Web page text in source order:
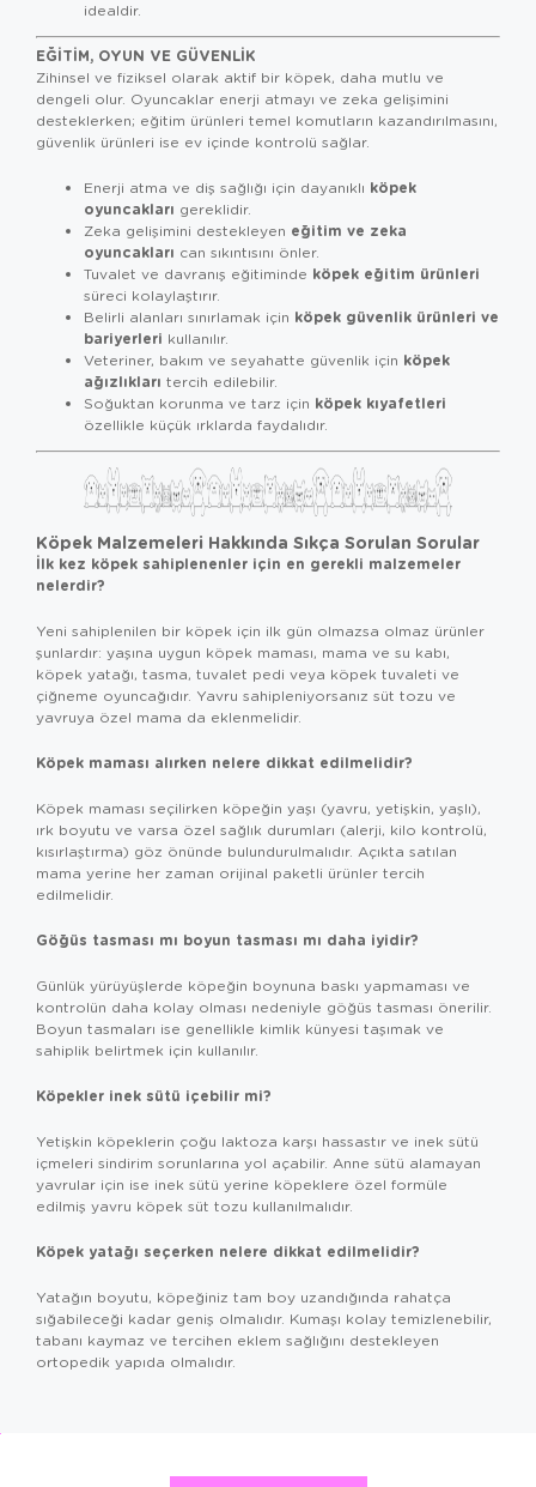
idealdir.
EĞITIM, OYUN VE GÜVENLIK
Zihinsel ve fiziksel olarak aktif bir köpek, daha mutlu ve
dengeli olur. Oyuncaklar enerji atmayı ve zeka gelişimini
desteklerken; eğitim ürünleri temel komutların kazandırılmasını,
güvenlik ürünleri ise ev içinde kontrolü sağlar.
Enerji atma ve diş sağlığı için dayanıklı köpek
oyuncakları gereklidir.
Zeka gelişimini destekleyen eğitim ve zeka
oyuncakları can sıkıntısını önler.
Tuvalet ve davranış eğitiminde köpek eğitim ürünleri
süreci kolaylaştırır.
Belirli alanları sınırlamak için köpek güvenlik ürünleri ve
bariyerleri kullanılır.
Veteriner, bakım ve seyahatte güvenlik için köpek
ağızlıkları tercih edilebilir.
Soğuktan korunma ve tarz için köpek kıyafetleri
özellikle küçük ırklarda faydalıdır.
Köpek Malzemeleri Hakkında Sıkça Sorulan Sorular
İlk kez köpek sahiplenenler için en gerekli malzemeler
nelerdir?
Yeni sahiplenilen bir köpek için ilk gün olmazsa olmaz ürünler
şunlardır: yaşına uygun köpek maması, mama ve su kabı,
köpek yatağı, tasma, tuvalet pedi veya köpek tuvaleti ve
çiğneme oyuncağıdır. Yavru sahipleniyorsanız süt tozu ve
yavruya özel mama da eklenmelidir.
Köpek maması alırken nelere dikkat edilmelidir?
Köpek maması seçilirken köpeğin yaşı (yavru, yetişkin, yaşlı),
ırk boyutu ve varsa özel sağlık durumları (alerji, kilo kontrolü,
kısırlaştırma) göz önünde bulundurulmalıdır. Açıkta satılan
mama yerine her zaman orijinal paketli ürünler tercih
edilmelidir.
Göğüs tasması mı boyun tasması mı daha iyidir?
Günlük yürüyüşlerde köpeğin boynuna baskı yapmaması ve
kontrolün daha kolay olması nedeniyle göğüs tasması önerilir.
Boyun tasmaları ise genellikle kimlik künyesi taşımak ve
sahiplik belirtmek için kullanılır.
Köpekler inek sütü içebilir mi?
Yetişkin köpeklerin çoğu laktoza karşı hassastır ve inek sütü
içmeleri sindirim sorunlarına yol açabilir. Anne sütü alamayan
yavrular için ise inek sütü yerine köpeklere özel formüle
edilmiş yavru köpek süt tozu kullanılmalıdır.
Köpek yatağı seçerken nelere dikkat edilmelidir?
Yatağın boyutu, köpeğiniz tam boy uzandığında rahatça
sığabileceği kadar geniş olmalıdır. Kumaşı kolay temizlenebilir,
tabanı kaymaz ve tercihen eklem sağlığını destekleyen
ortopedik yapıda olmalıdır.